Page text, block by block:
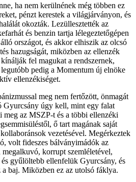
ha nem kerülnének még többen ez
pénzt kerestek a világjárványon, és
okozták. Lezüllesztették az
és benzin tartja lélegeztetőgépen
országot, és akkor elhiszik az olcsó
hazugságát, miközben az ellenzék
fel magukat a rendszernek,
pedig a Momentum új elnöke
ellenzékiséget.
meg nem fertőzött, önmagát
Gyurcsány úgy kell, mint egy falat
meg az MSZP-t és a többi ellenzéki
ő tart magának saját
vezetésével. Megérkeztek
volt fideszes bálványimádók az
korrupt szemléletével,
gyűlöltebb ellenfelük Gyurcsány, és
baj. Miközben ez az utolsó fáklya.